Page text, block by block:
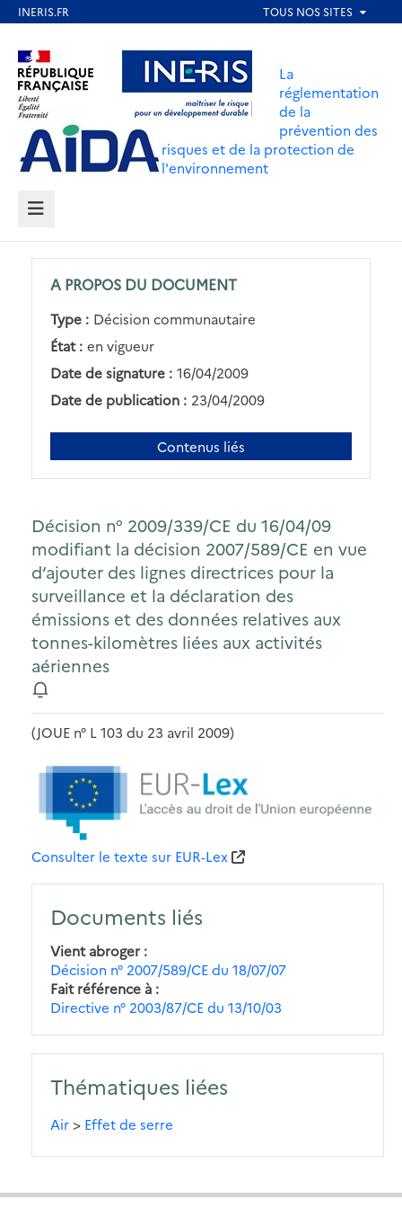
contenu
principal
Aller au contenu Aller au menu
Aller au pied de page
La
réglementation
de la
prévention des
risques et de la protection de
l'environnement
MENU
A PROPOS DU DOCUMENT
Type : Décision communautaire
État : en vigueur
Date de signature : 16/04/2009
Date de publication : 23/04/2009
Contenus liés
Décision n° 2009/339/CE du 16/04/09
modifiant la décision 2007/589/CE en vue
d’ajouter des lignes directrices pour la
surveillance et la déclaration des
émissions et des données relatives aux
tonnes-kilomètres liées aux activités
aériennes
(JOUE n° L 103 du 23 avril 2009)
Consulter le texte sur EUR-Lex
Documents liés
Vient abroger
Décision n° 2007/589/CE du 18/07/07
Fait référence à
Directive n° 2003/87/CE du 13/10/03
Thématiques liées
Air> Effet de serre